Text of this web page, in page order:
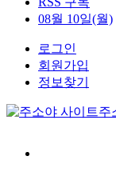
08월 10일(월)
로그인
회원가입
정보찾기